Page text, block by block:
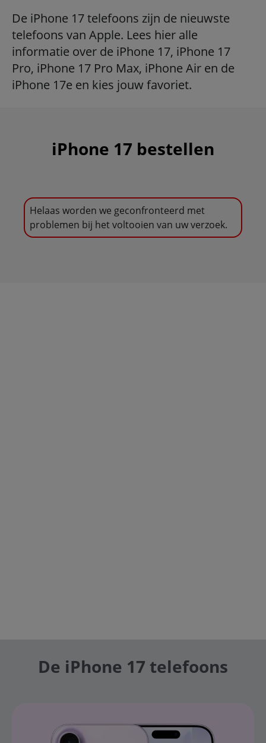
De iPhone 17 telefoons zijn de nieuwste
telefoons van Apple. Lees hier alle
informatie over de iPhone 17, iPhone 17
Pro, iPhone 17 Pro Max, iPhone Air en de
iPhone 17e en kies jouw favoriet.
iPhone 17 bestellen
Helaas worden we geconfronteerd met
problemen bij het voltooien van uw verzoek.
De iPhone 17 telefoons